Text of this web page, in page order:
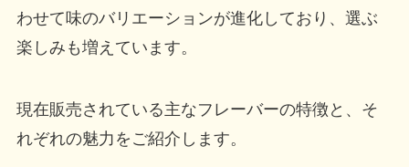
わせて味のバリエーションが進化しており、選ぶ
楽しみも増えています。
現在販売されている主なフレーバーの特徴と、そ
れぞれの魅力をご紹介します。